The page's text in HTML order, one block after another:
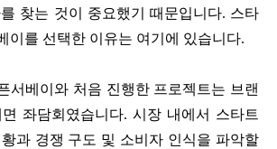
찾는 것이 중요했기 때문입니다. 스타
이를 선택한 이유는 여기에 있습니다.
서베이와 처음 진행한 프로젝트는 브랜
좌담회였습니다. 시장 내에서 스타트
과 경쟁 구도 및 소비자 인식을 파악할